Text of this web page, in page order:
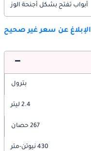
أبواب تفتح بشكل أجنحة الوز
الإبلاغ عن سعر غير صحيح
بترول
2.4 ليتر
267 حصان
430 نيوتن-متر